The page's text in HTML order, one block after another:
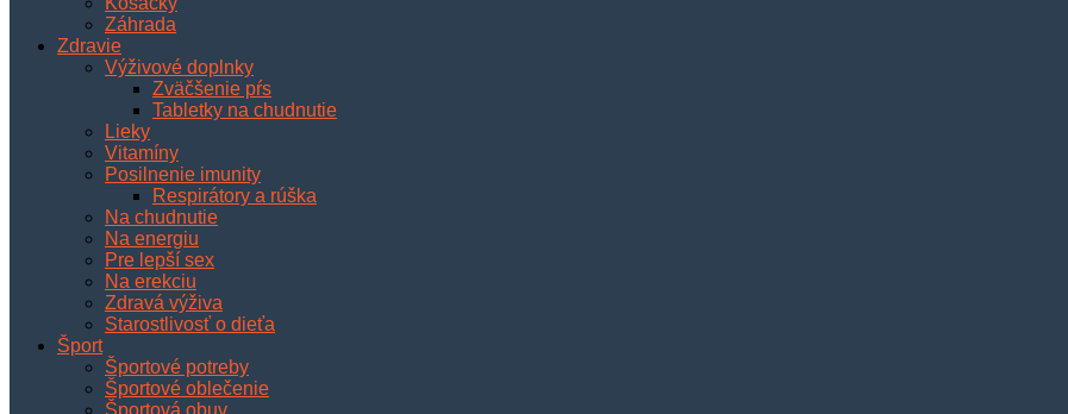
Záhrada
Zdravie
Výživové doplnky
Zväčšenie pŕs
Tabletky na chudnutie
Lieky
Vitamíny
Posilnenie imunity
Respirátory a rúška
Na chudnutie
Na energiu
Pre lepší sex
Na erekciu
Zdravá výživa
Starostlivosť o dieťa
Šport
Športové potreby
Športové oblečenie
Športová obuv